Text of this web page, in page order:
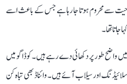
سے محروم ہوتا جا رہا ہے جس کے باعث اسے
جاتا تھا۔
طور پر دکھائی دے رہے ہیں۔ کوڈاگو میں
اور سیلاب آئے ہیں۔ وائناڈ بھی تباہ کن